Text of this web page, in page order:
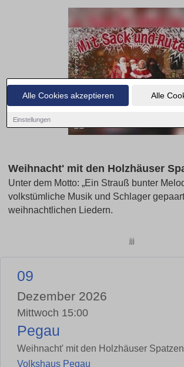
Alle Cookies akzeptieren Alle
Einstellungen
Weihnacht' mit den Holzhäuser
Unter dem Motto: „Ein Strauß bunter
volkstümliche Musik und Schlager
weihnachtlichen Liedern.
jjj
09
Dezember 2026
Mittwoch 15:00
Pegau
Weihnacht' mit den Holzhäuser Spatzen
Volkshaus Pegau